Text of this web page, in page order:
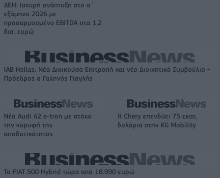
ΔΕΗ: Ισχυρή ανάπτυξη στο α΄
εξάμηνο 2026 με
προσαρμοσμένο EBITDA στα 1,2
δισ. ευρώ
IAB Hellas: Νέα Διοικούσα Επιτροπή και νέο Διοικητικό Συμβούλιο -
Πρόεδρος ο Γαληνός Γιαγλής
Νέο Audi A2 e-tron με στόχο
την κορυφή της
αποδοτικότητας
Η Chery επενδύει 75 εκατ.
δολάρια στην KG Mobility
Το FIAT 500 Hybrid τώρα από 18.990 ευρώ